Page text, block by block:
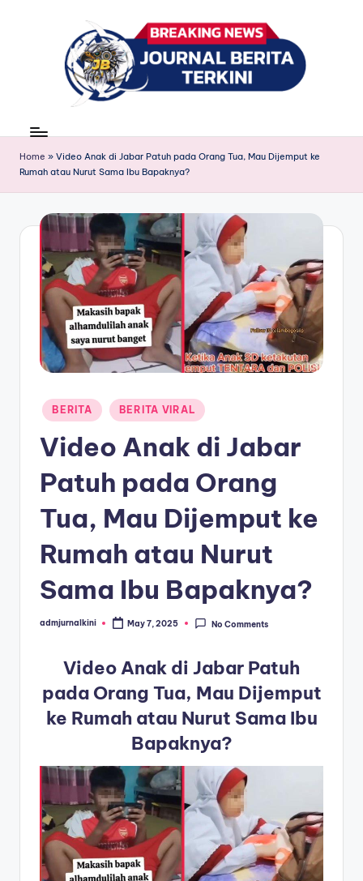
r
n
a
B
news
Home » Video Anak di Jabar Patuh pada Orang Tua, Mau Dijemput ke
Rumah atau Nurut Sama Ibu Bapaknya?
Posted
in
BERITA BERITA VIRAL
Video Anak di Jabar
Patuh pada Orang
Tua, Mau Dijemput ke
Rumah atau Nurut
Sama Ibu Bapaknya?
Posted
admjurnalkini May 7, 2025 No Comments
Video Anak di Jabar Patuh
pada Orang Tua, Mau Dijemput
ke Rumah atau Nurut Sama Ibu
Bapaknya?